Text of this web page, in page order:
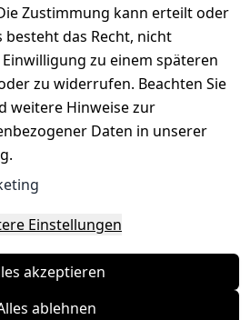
Zustimmung kann erteilt oder
das Recht, nicht
zu einem späteren
zu widerrufen. Beachten Sie
weitere Hinweise zur
Daten in unserer
.
Einstellungen
akzeptieren
ablehnen